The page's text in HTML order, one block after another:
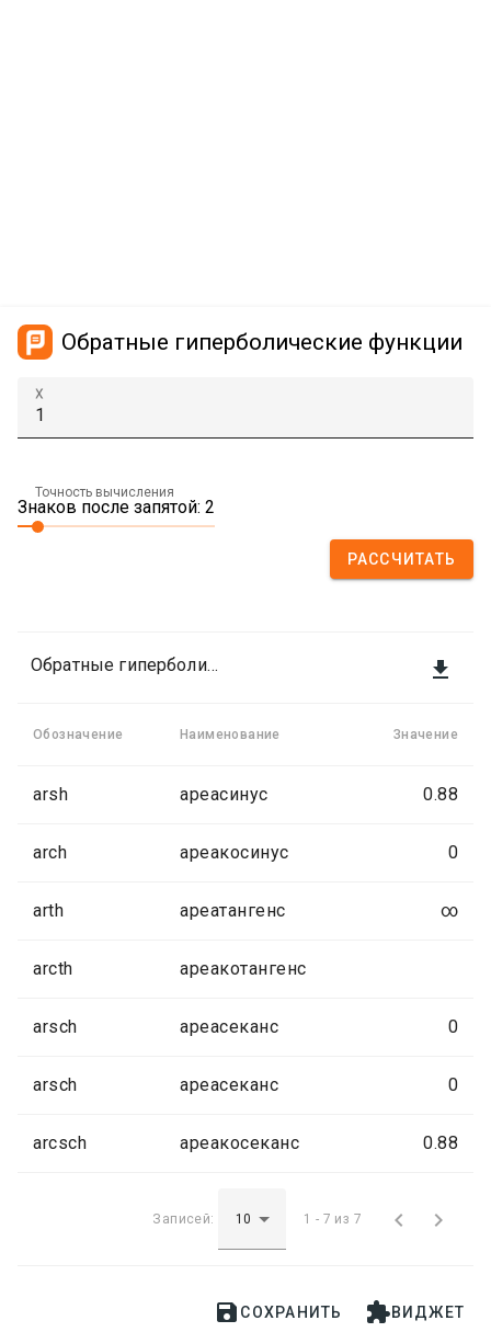
Обратные гиперболические функции
X
Точность вычисления
Знаков после запятой: 2
РАССЧИТАТЬ

Обратные гиперболические функции
Обозначение Наименование Значение
arsh ареасинус 0.88
arch ареакосинус 0
arth ареатангенс ∞
arcth ареакотангенс
arsch ареасеканс 0
arsch ареасеканс 0
arcsch ареакосеканс 0.88
Записей: 1 - 7 из 7  
 СОХРАНИТЬ ВИДЖЕТ